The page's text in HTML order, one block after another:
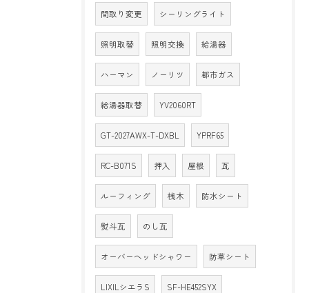
間取り変更 シーリングライト
照明取替 照明交換 給湯器
ハーマン ノーリツ 都市ガス
給湯器取替 YV2060RT
GT-2027AWX-T-DXBL YPRF65
RC-B071S 押入 屋根 瓦
ルーフィング 桟木 防水シート
熨斗瓦 のし瓦
オーバーヘッドシャワー 防草シート
LIXILシエラS SF-HE452SYX